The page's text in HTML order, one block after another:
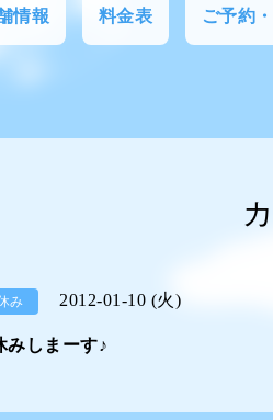
情報 料金表 ご予約
み 2012-01-10 (火)
みしまーす♪